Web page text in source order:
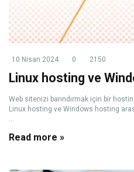
10 Nisan 2024 0 2150
Linux hosting ve
Web sitenizi barındırmak için bir
Linux hosting ve Windows hosting
...
Read more »